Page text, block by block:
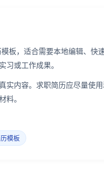
板，适合需要本地编辑、快
习或工作成果。
实内容。求职简历应尽量使
料。
模板